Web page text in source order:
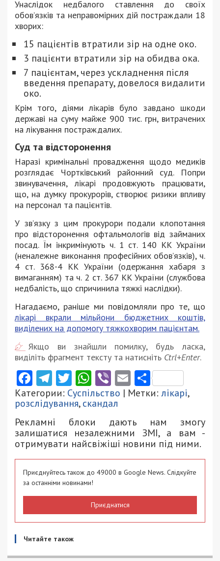
Унаслідок недбалого ставлення до своїх
обов’язків та неправомірних дій постраждали 18
хворих:
15 пацієнтів втратили зір на одне око.
3 пацієнти втратили зір на обидва ока.
7 пацієнтам, через ускладнення після
введення препарату, довелося видалити
око.
Крім того, діями лікарів було завдано шкоди
державі на суму майже 900 тис. грн, витрачених
на лікування постраждалих.
Суд та відсторонення
Наразі кримінальні провадження щодо медиків
розглядає Чортківський районний суд. Попри
звинувачення, лікарі продовжують працювати,
що, на думку прокурорів, створює ризики впливу
на персонал та пацієнтів.
У зв’язку з цим прокурори подали клопотання
про відсторонення офтальмологів від займаних
посад. Їм інкримінують ч. 1 ст. 140 КК України
(неналежне виконання професійних обов’язків), ч.
4 ст. 368-4 КК України (одержання хабаря з
вимаганням) та ч. 2 ст. 367 КК України (службова
недбалість, що спричинила тяжкі наслідки).
Нагадаємо, раніше ми повідомляли про те, що
лікарі вкрали мільйони бюджетних коштів,
виділених на допомогу тяжкохворим пацієнтам.
Якщо ви знайшли помилку, будь ласка,
виділіть фрагмент тексту та натисніть Ctrl+Enter.
Facebook
Telegram
Twitter
WhatsApp
ViberEmail
Категории: Суспільство | Метки: лікарі,
розслідування,скандал
Рекламні блоки дають нам змогу
залишатися незалежними ЗМІ, а вам -
отримувати найсвіжіші новини під ними.
Приєднуйтесь також до 49000 в Google News. Слідкуйте
за останніми новинами!
Приєднатися
Читайте також